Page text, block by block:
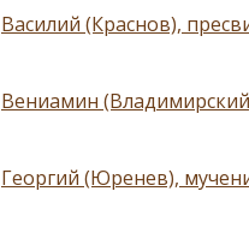
Василий (Краснов),
Вениамин
Георгий (Юренев),